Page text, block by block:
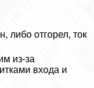
либо отгорел, ток
из-за
входа и